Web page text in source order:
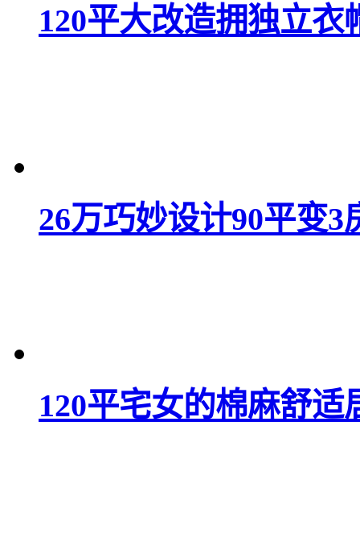
120平大改造拥独立衣
26万巧妙设计90平变3
120平宅女的棉麻舒适